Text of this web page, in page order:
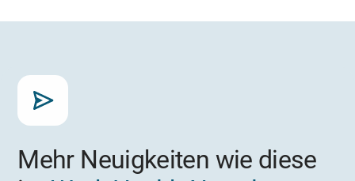
Mehr Neuigkeiten wie diese